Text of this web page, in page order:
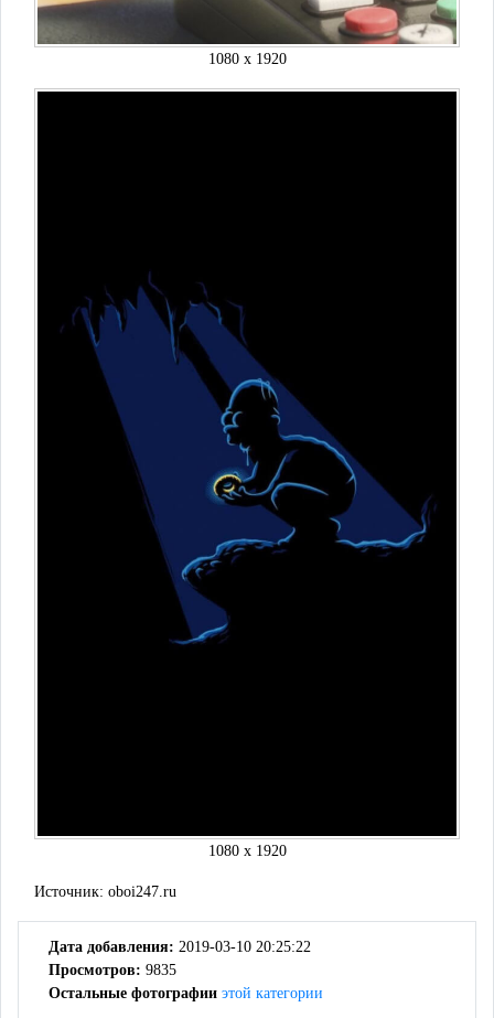
1080 x 1920
1080 x 1920
Источник: oboi247.ru
Дата добавления: 2019-03-10 20:25:22
Просмотров: 9835
Остальные фотографии этой категории